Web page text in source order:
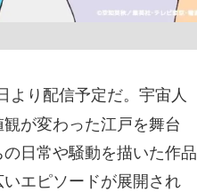
より配信予定だ。宇宙人
が変わった江戸を舞台
日常や騒動を描いた作品
エピソードが展開され